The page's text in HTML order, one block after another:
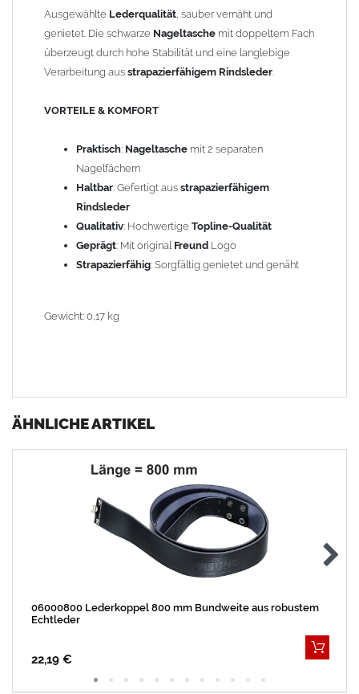
Ausgewählte Lederqualität, sauber vernäht und
genietet. Die schwarze Nageltasche mit doppeltem Fach
überzeugt durch hohe Stabilität und eine langlebige
Verarbeitung aus strapazierfähigem Rindsleder.
VORTEILE & KOMFORT
Praktisch: Nageltasche mit 2 separaten
Nagelfächern
Haltbar: Gefertigt aus strapazierfähigem
Rindsleder
Qualitativ: Hochwertige Topline-Qualität
Geprägt: Mit original Freund Logo
Strapazierfähig: Sorgfältig genietet und genäht
Gewicht: 0,17 kg
ÄHNLICHE ARTIKEL
06000800 Lederkoppel 800 mm Bundweite aus robustem
Echtleder
22,19 €